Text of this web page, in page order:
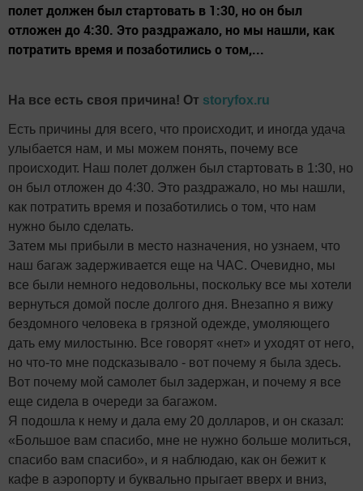
полет должен был стартовать в 1:30, но он был
отложен до 4:30. Это раздражало, но мы нашли, как
потратить время и позаботились о том,...
На все есть своя причина! От storyfox.ru
Есть причины для всего, что происходит, и иногда удача
улыбается нам, и мы можем понять, почему все
происходит. Наш полет должен был стартовать в 1:30, но
он был отложен до 4:30. Это раздражало, но мы нашли,
как потратить время и позаботились о том, что нам
нужно было сделать.
Затем мы прибыли в место назначения, но узнаем, что
наш багаж задерживается еще на ЧАС. Очевидно, мы
все были немного недовольны, поскольку все мы хотели
вернуться домой после долгого дня. Внезапно я вижу
бездомного человека в грязной одежде, умоляющего
дать ему милостыню. Все говорят «нет» и уходят от него,
но что-то мне подсказывало - вот почему я была здесь.
Вот почему мой самолет был задержан, и почему я все
еще сидела в очереди за багажом.
Я подошла к нему и дала ему 20 долларов, и он сказал:
«Большое вам спасибо, мне не нужно больше молиться,
спасибо вам спасибо», и я наблюдаю, как он бежит к
кафе в аэропорту и буквально прыгает вверх и вниз,